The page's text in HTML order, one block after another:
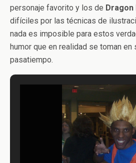
personaje favorito y los de Dragon
difíciles por las técnicas de
nada es imposible para estos
humor que en realidad se toman en
pasatiempo.